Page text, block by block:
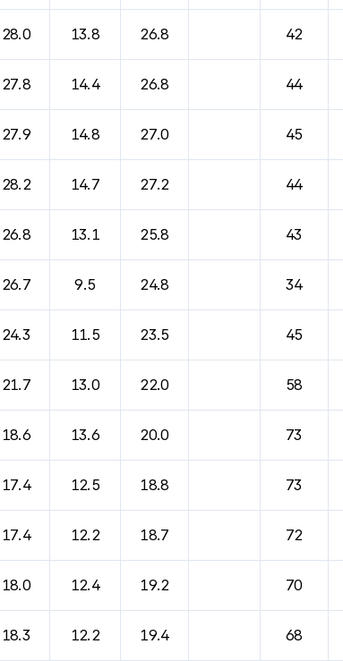
28.0 13.8 26.8 42
27.8 14.4 26.8 44
27.9 14.8 27.0 45
28.2 14.7 27.2 44
26.8 13.1 25.8 43
26.7 9.5 24.8 34
24.3 11.5 23.5 45
21.7 13.0 22.0 58
18.6 13.6 20.0 73
17.4 12.5 18.8 73
17.4 12.2 18.7 72
18.0 12.4 19.2 70
18.3 12.2 19.4 68